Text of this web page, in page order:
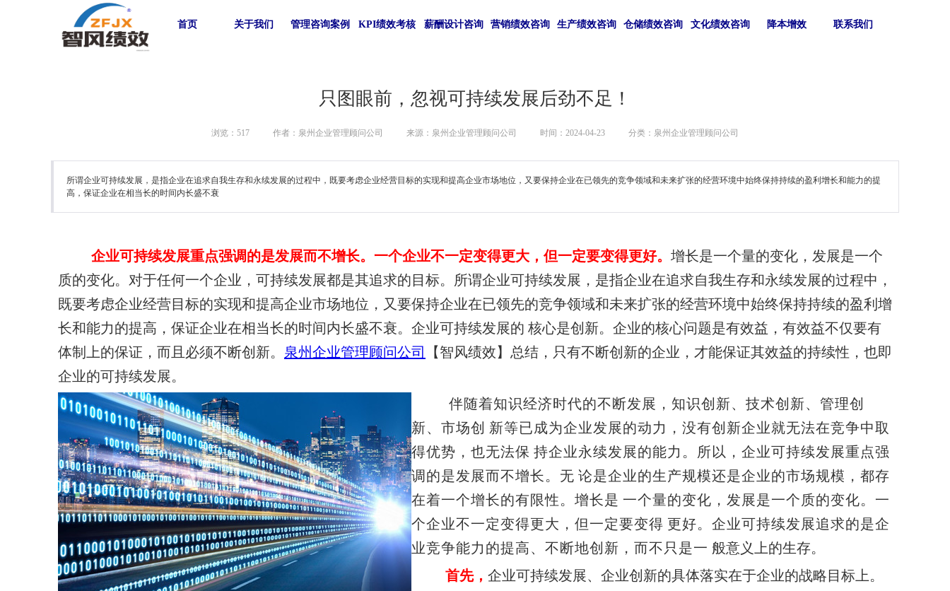
首页 关于我们 管理咨询案例 KPI绩效考核 薪酬设计咨询 营销绩效咨询 生产绩效咨询 仓储绩效咨询 文化绩效咨询 降本增效 联系我们
只图眼前，忽视可持续发展后劲不足！
浏览： 517 作者：泉州企业管理顾问公司 来源：泉州企业管理顾问公司 时间：2024-04-23 分类：泉州企业管理顾问公司
所谓企业可持续发展，是指企业在追求自我生存和永续发展的过程中，既要考虑企业经营目标的实现和提高企业市场地位，又要保持企业在已领先的竞争领域和未来扩张的经营环境中始终保持持续的盈利增长和能力的提
高，保证企业在相当长的时间内长盛不衰
企业可持续发展重点强调的是发展而不增长。一个企业不一定变得更大，但一定要变得更好。 增长是一个量的变化，发展是一个
质的变化。 对于任何一个企业，可持续发展都是其追求的目标。所谓企业可持续发展，是指企业在追求自我生存和永续发展的过程中，
既要考虑企业经营目标的实现和提高企业市场地位，又要保持企业在已领先的竞争领域和未来扩张的经营环境中始终保持持续的盈利增
长和能力的提高，保证企业在相当长的时间内长盛不衰。企业可持续发展的 核心是创新。企业的核心问题是有效益，有效益不仅要有
体制上的保证，而且必须不断创新。 泉州企业管理顾问公司 【智风绩效】总结， 只有不断创新的企业，才能保证其效益的持续性，也即
企业的可持续发展。
伴随着知识经济时代的不断发展，知识创新、技术创新、管理创
新、市场创 新等已成为企业发展的动力，没有创新企业就无法在竞争中取
得优势，也无法保 持企业永续发展的能力。所以，企业可持续发展重点强
调的是发展而不增长。无 论是企业的生产规模还是企业的市场规模，都存
在着一个增长的有限性。增长是 一个量的变化，发展是一个质的变化。一
个企业不一定变得更大，但一定要变得 更好。企业可持续发展追求的是企
业竞争能力的提高、不断地创新，而不只是一 般意义上的生存。
首先， 企业可持续发展、企业创新的具体落实在于企业的战略目标上。